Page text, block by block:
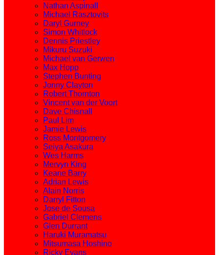
Nathan Aspinall
Michael Rasztovits
Daryl Gurney
Simon Whitlock
Dennis Priestley
Mikuru Suzuki
Michael van Gerwen
Max Hopp
Stephen Bunting
Jonny Clayton
Robert Thornton
Vincent van der Voort
Dave Chisnall
Paul Lim
Jamie Lewis
Ross Montgomery
Seiya Asakura
Wes Harms
Mervyn King
Keane Barry
Adrian Lewis
Alain Norris
Darryl Fitton
Jose de Sousa
Gabriel Clemens
Glen Durrant
Haruki Muramatsu
Mitsumasa Hoshino
Ricky Evans